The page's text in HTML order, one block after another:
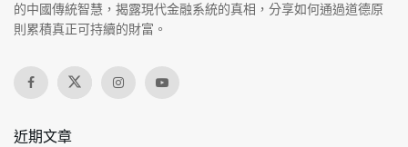
的中國傳統智慧，揭露現代金融系統的真相，分享如何通過道德原
則累積真正可持續的財富。
近期文章